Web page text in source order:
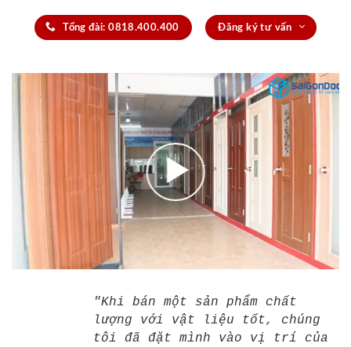
Tổng đài: 0818.400.400 Đăng ký tư vấn
"Khi bán một sản phẩm chất
lượng với vật liệu tốt, chúng
tôi đã đặt mình vào vị trí của